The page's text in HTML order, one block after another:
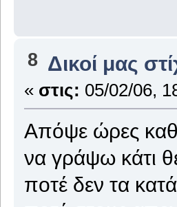
8 Δικοί μας
« στις: 05/02/06,
Απόψε ώρες
να γράψω κάτι
ποτέ δεν τα